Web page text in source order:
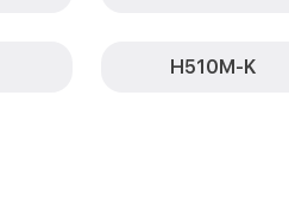
H510M-K